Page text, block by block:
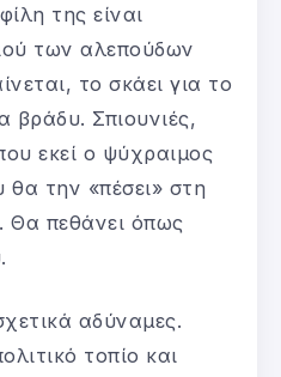
της είναι
των αλεπούδων
το σκάει για το
βράδυ. Σπιουνιές,
εκεί ο ψύχραιμος
θα την «πέσει» στη
Θα πεθάνει όπως
αδύναμες.
τοπίο και